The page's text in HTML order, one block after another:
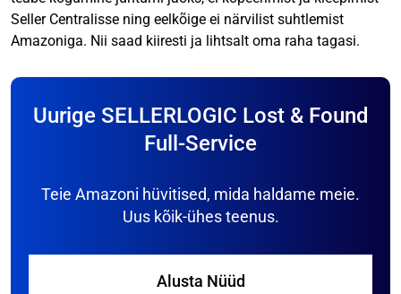
Seller Centralisse ning eelkõige ei närvilist suhtlemist
Amazoniga. Nii saad kiiresti ja lihtsalt oma raha tagasi.
Uurige SELLERLOGIC Lost & Found
Full-Service
Teie Amazoni hüvitised, mida haldame meie.
Uus kõik-ühes teenus.
Alusta Nüüd